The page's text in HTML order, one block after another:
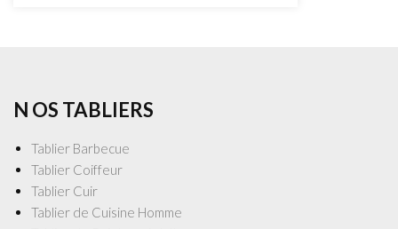
N OS TABLIERS
Tablier Barbecue
Tablier Coiffeur
Tablier Cuir
Tablier de Cuisine Homme